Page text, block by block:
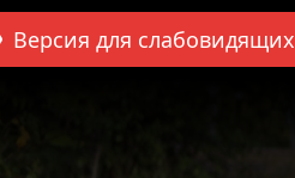
Версия для слабовидящих